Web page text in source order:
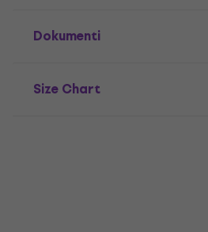
Dokumenti
Size Chart